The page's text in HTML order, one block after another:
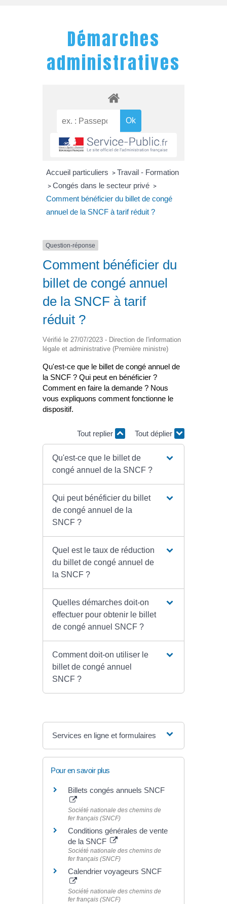
Démarches
administratives
Accueil particuliers > Travail - Formation
> Congés dans le secteur privé >
Comment bénéficier du billet de congé
annuel de la SNCF à tarif réduit ?
Question-réponse
Comment bénéficier du
billet de congé annuel
de la SNCF à tarif
réduit ?
Vérifié le 27/07/2023 - Direction de l'information
légale et administrative (Première ministre)
Qu'est-ce que le billet de congé annuel de
la SNCF ? Qui peut en bénéficier ?
Comment en faire la demande ? Nous
vous expliquons comment fonctionne le
dispositif.
Tout replier Tout déplier
Qu'est-ce que le billet de
congé annuel de la SNCF ?
Qui peut bénéficier du billet
de congé annuel de la
SNCF ?
Quel est le taux de réduction
du billet de congé annuel de
la SNCF ?
Quelles démarches doit-on
effectuer pour obtenir le billet
de congé annuel SNCF ?
Comment doit-on utiliser le
billet de congé annuel
SNCF ?
Services en ligne et formulaires
Pour en savoir plus
Billets congés annuels SNCF
Société nationale des chemins de
fer français (SNCF)
Conditions générales de vente
de la SNCF
Société nationale des chemins de
fer français (SNCF)
Calendrier voyageurs SNCF
Société nationale des chemins de
fer français (SNCF)